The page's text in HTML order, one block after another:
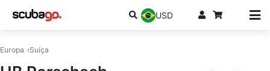
USD
Europa Suíça